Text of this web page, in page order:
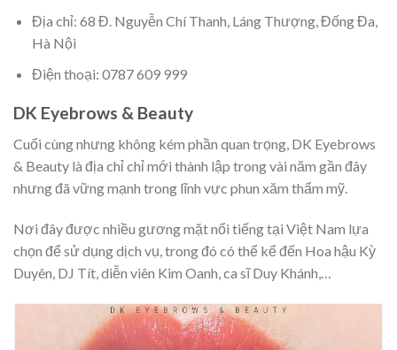
Địa chỉ: 68 Đ. Nguyễn Chí Thanh, Láng Thượng, Đống Đa,
Hà Nội
Điện thoại: 0787 609 999
DK Eyebrows & Beauty
Cuối cùng nhưng không kém phần quan trọng, DK Eyebrows
& Beauty là địa chỉ chỉ mới thành lập trong vài năm gần đây
nhưng đã vững mạnh trong lĩnh vực phun xăm thẩm mỹ.
Nơi đây được nhiều gương mặt nổi tiếng tại Việt Nam lựa
chọn để sử dụng dịch vụ, trong đó có thể kể đến Hoa hậu Kỳ
Duyên, DJ Tít, diễn viên Kim Oanh, ca sĩ Duy Khánh,…